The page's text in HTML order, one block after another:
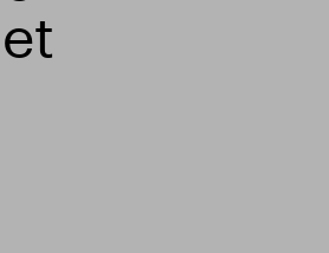
Résultats financiers